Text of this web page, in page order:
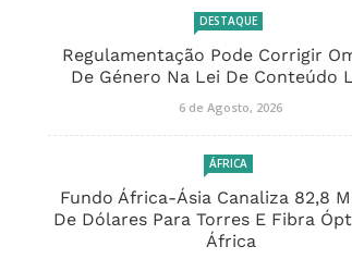
DESTAQUE
Regulamentação Pode Corrigir
De Género Na Lei De Conteúdo
6 de Agosto, 2026
ÁFRICA
Fundo África-Ásia Canaliza 82,8
De Dólares Para Torres E Fibra
África